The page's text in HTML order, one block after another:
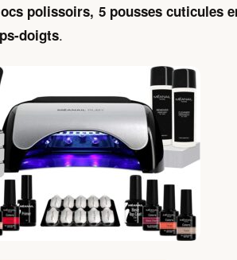
polissoirs, 5 pousses cuticules
doigts.